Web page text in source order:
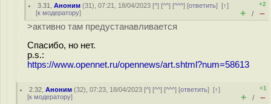
3.31 ,Аноним (31), 07:21, 18/04/2023 [^] [^^] [^^^] [ответить][↑]
[к модератору]
+2
+ / –
>активно там предустанавливается
Спасибо, но нет.
p.s.:
https://www.opennet.ru/opennews/art.shtml?num=58613
2.32 ,Аноним (32), 07:23, 18/04/2023 [^] [^^] [^^^] [ответить][↑]
[к модератору]
+1
+ / –